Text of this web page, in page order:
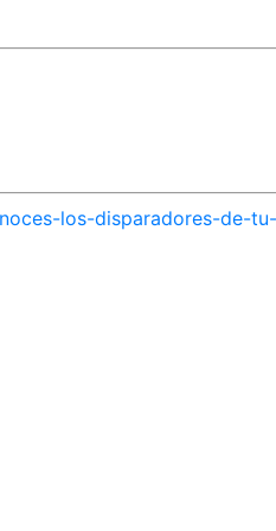
los-disparadores-de-